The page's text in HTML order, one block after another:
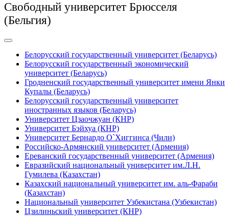
Свободный университет Брюсселя
(Бельгия)
Белорусский государственный университет (Беларусь)
Белорусский государственный экономический
университет (Беларусь)
Гродненский государственный университет имени Янки
Купалы (Беларусь)
Белорусский государственный университет
иностранных языков (Беларусь)
Университет Цзаочжуан (КНР)
Университет Бэйхуа (КНР)
Университет Бернардо О`Хиггинса (Чили)
Российско-Армянский университет (Армения)
Ереванский государственный университет (Армения)
Евразийский национальный университет им.Л.Н.
Гумилева (Казахстан)
Казахский национальный университет им. аль-Фараби
(Казахстан)
Национальный университет Узбекистана (Узбекистан)
Цзилиньский университет (КНР)